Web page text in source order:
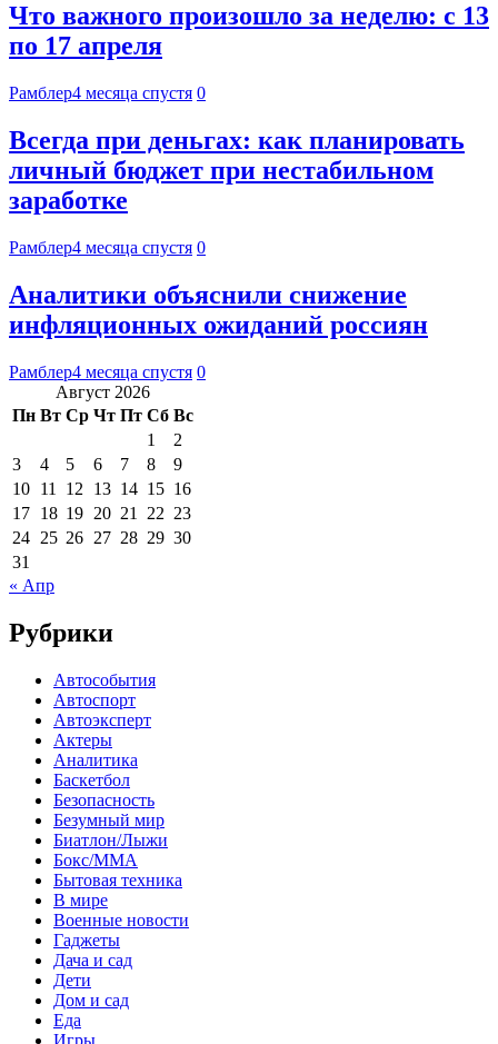
Что важного произошло за неделю: с 13
по 17 апреля
Рамблер4 месяца спустя 0
Всегда при деньгах: как планировать
личный бюджет при нестабильном
заработке
Рамблер4 месяца спустя 0
Аналитики объяснили снижение
инфляционных ожиданий россиян
Рамблер4 месяца спустя 0
Август 2026
Пн Вт Ср Чт Пт Сб Вс
1
2
3
4 5 6 7 8
9
10 11 12 13 14 15 16
17 18 19 20 21 22 23
24 25 26 27 28 29 30
31
« Апр
Рубрики
Автособытия
Автоспорт
Автоэксперт
Актеры
Аналитика
Баскетбол
Безопасность
Безумный мир
Биатлон/Лыжи
Бокс/MMA
Бытовая техника
В мире
Военные новости
Гаджеты
Дача и сад
Дети
Дом и сад
Еда
Игры